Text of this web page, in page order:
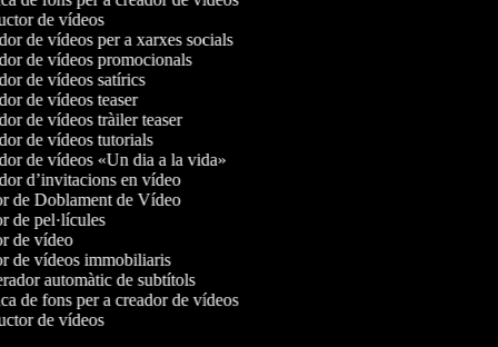
de vídeos
de vídeos per a xarxes socials
de vídeos promocionals
de vídeos satírics
de vídeos teaser
de vídeos tràiler teaser
de vídeos tutorials
de vídeos «Un dia a la vida»
d’invitacions en vídeo
de Doblament de Vídeo
de pel·lícules
de vídeo
de vídeos immobiliaris
automàtic de subtítols
de fons per a creador de vídeos
de vídeos